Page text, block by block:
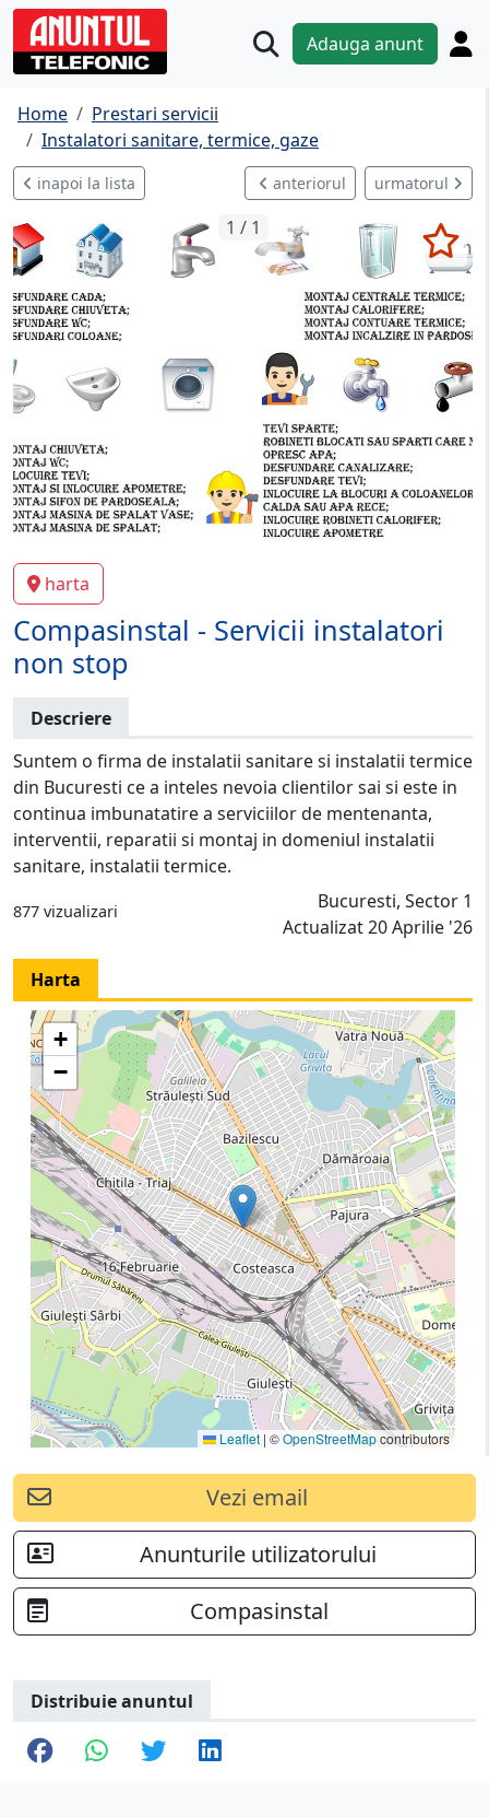
Adauga anunt
Home
Prestari servicii
Instalatori sanitare, termice, gaze
inapoi la lista anteriorul urmatorul
1 / 1
harta
Compasinstal - Servicii instalatori
non stop
Descriere
Suntem o firma de instalatii sanitare si instalatii termice
din Bucuresti ce a inteles nevoia clientilor sai si este in
continua imbunatatire a serviciilor de mentenanta,
interventii, reparatii si montaj in domeniul instalatii
sanitare, instalatii termice.
877 vizualizari
Bucuresti, Sector 1
Actualizat 20 Aprilie '26
Harta
+
−
Leaflet | ©OpenStreetMapcontributors
Vezi email
Anunturile utilizatorului
Compasinstal
Distribuie anuntul